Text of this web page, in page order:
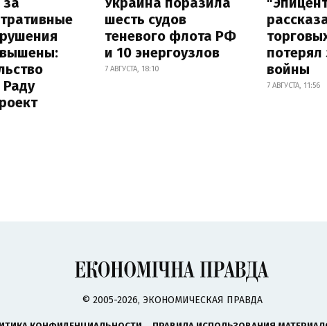
Раду
шесть судов
теневого флота РФ
и 10 энергоузлов
7 АВГУСТА, 18:10
потерял
войны
7 АВГУСТА, 11:56
© 2005-2026, ЭКОНОМИЧЕСКАЯ ПРАВДА